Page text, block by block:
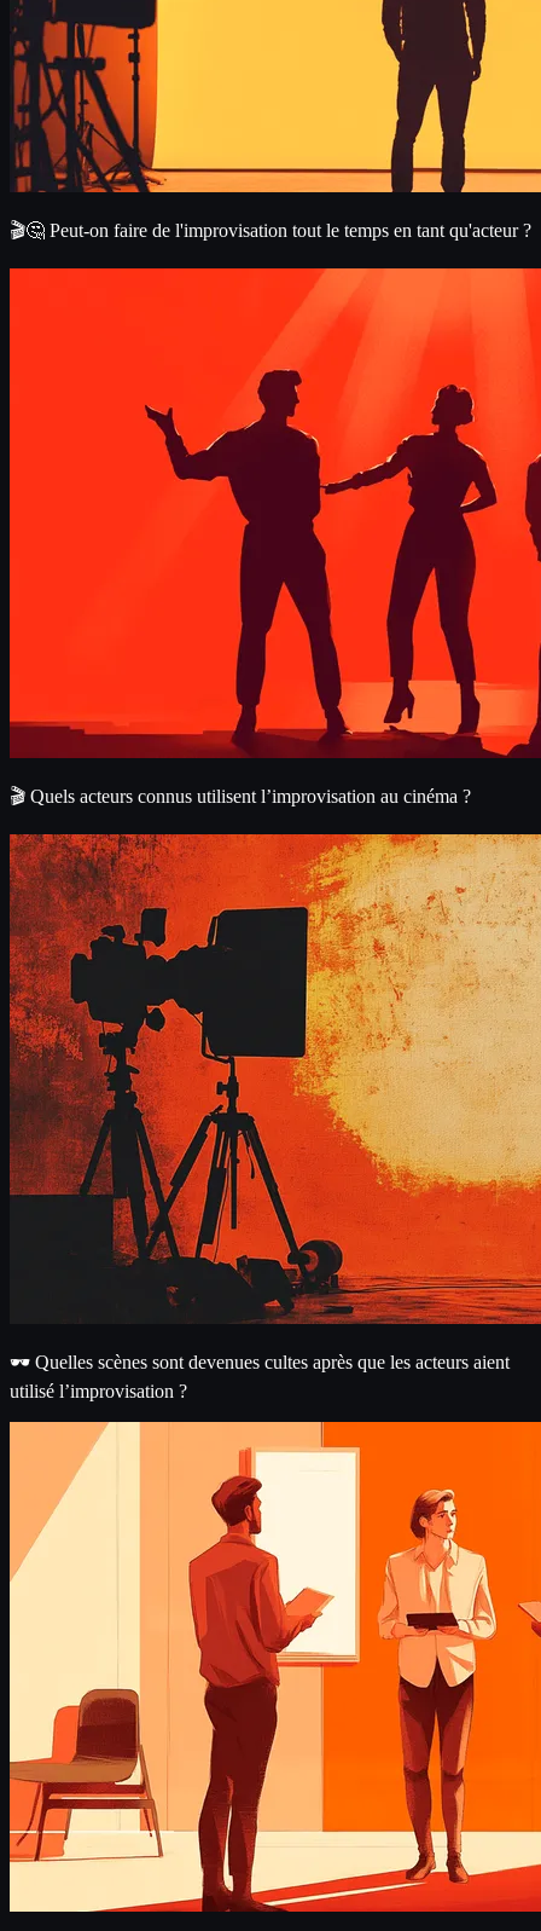
🎬🤔 Peut-on faire de l'improvisation tout le temps en tant qu'acteur ?
🎬 Quels acteurs connus utilisent l’improvisation au cinéma ?
🕶️ Quelles scènes sont devenues cultes après que les acteurs aient
utilisé l’improvisation ?